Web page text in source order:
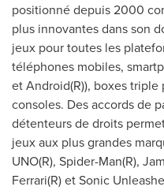
positionné depuis 2000
plus innovantes dans son
jeux pour toutes les
téléphones mobiles,
et Android(R)), boxes
consoles. Des accords de
détenteurs de droits
jeux aux plus grandes
UNO(R), Spider-Man(R),
Ferrari(R) et Sonic